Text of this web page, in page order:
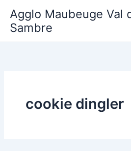
contenu
Agglo Maubeuge Val
Sambre
cookie dingler